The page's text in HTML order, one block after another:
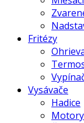
Fritézy
Vysávače
Hadice
Motory